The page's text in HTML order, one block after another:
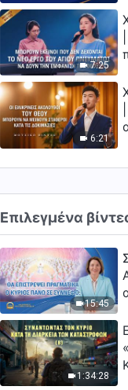
7:25
6:21
Επιλεγμένα
15:45
1:34:28